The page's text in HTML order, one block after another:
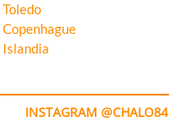
Toledo
Copenhague
Islandia
INSTAGRAM @CHALO84